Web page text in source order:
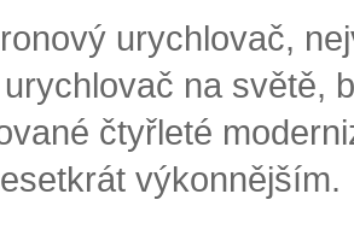
urychlovač,
na světě,
čtyřleté
výkonnějším.